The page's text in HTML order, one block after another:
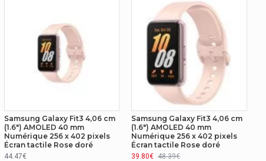
Samsung Galaxy Fit3 4,06 cm
(1.6") AMOLED 40 mm
Numérique 256 x 402 pixels
Écran tactile Rose doré
44.47€
Samsung Galaxy Fit3 4,06 cm
(1.6") AMOLED 40 mm
Numérique 256 x 402 pixels
Écran tactile Rose doré
39.80€ 48.39€